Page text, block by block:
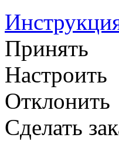
Принять
Настроить
Отклонить
Сделать